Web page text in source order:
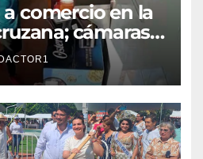
comercio en la
cámaras
movimiento del